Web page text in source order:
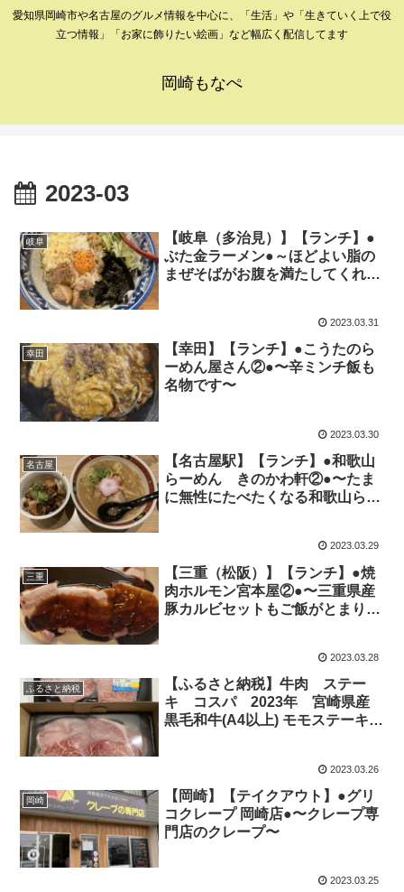
愛知県岡崎市や名古屋のグルメ情報を中心に、「生活」や「生きていく上で役
立つ情報」「お家に飾りたい絵画」など幅広く配信してます
岡崎もなぺ
2023-03
岐阜
【岐阜（多治見）】【ランチ】●
ぶた金ラーメン●～ほどよい脂の
まぜそばがお腹を満たしてくれま
2023.03.31
幸田
【幸田】【ランチ】●こうたのら
ーめん屋さん②●〜辛ミンチ飯も
名物です〜
2023.03.30
名古屋
【名古屋駅】【ランチ】●和歌山
らーめん きのかわ軒②●〜たま
に無性にたべたくなる和歌山らー
2023.03.29
三重
【三重（松阪）】【ランチ】●焼
肉ホルモン宮本屋②●〜三重県産
豚カルビセットもご飯がとまりま
2023.03.28
ふるさと納税
【ふるさと納税】牛肉 ステー
キ コスパ 2023年 宮崎県産
黒毛和牛(A4以上) モモステーキ
2023.03.26
岡崎
【岡崎】【テイクアウト】●グリ
コクレープ 岡崎店●〜クレープ専
門店のクレープ〜
2023.03.25